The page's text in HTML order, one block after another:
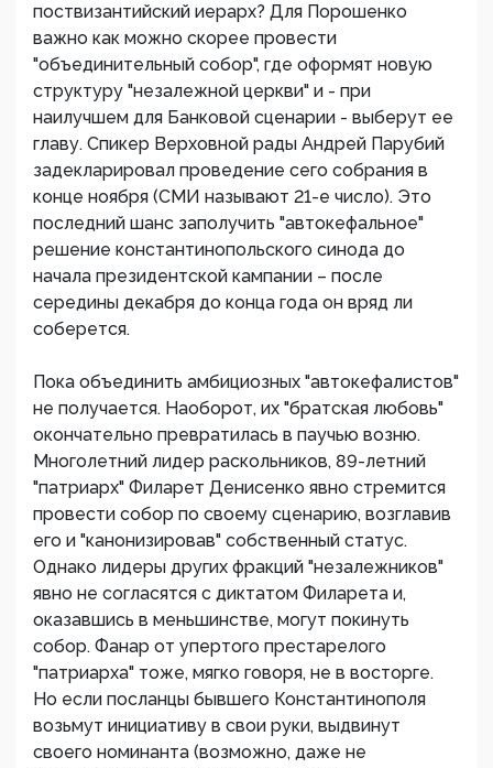
поствизантийский иерарх? Для Порошенко
важно как можно скорее провести
"объединительный собор", где оформят новую
структуру "незалежной церкви" и - при
наилучшем для Банковой сценарии - выберут ее
главу. Спикер Верховной рады Андрей Парубий
задекларировал проведение сего собрания в
конце ноября (СМИ называют 21-е число). Это
последний шанс заполучить "автокефальное"
решение константинопольского синода до
начала президентской кампании – после
середины декабря до конца года он вряд ли
соберется.
Пока объединить амбициозных "автокефалистов"
не получается. Наоборот, их "братская любовь"
окончательно превратилась в паучью возню.
Многолетний лидер раскольников, 89-летний
"патриарх" Филарет Денисенко явно стремится
провести собор по своему сценарию, возглавив
его и "канонизировав" собственный статус.
Однако лидеры других фракций "незалежников"
явно не согласятся с диктатом Филарета и,
оказавшись в меньшинстве, могут покинуть
собор. Фанар от упертого престарелого
"патриарха" тоже, мягко говоря, не в восторге.
Но если посланцы бывшего Константинополя
возьмут инициативу в свои руки, выдвинут
своего номинанта (возможно, даже не